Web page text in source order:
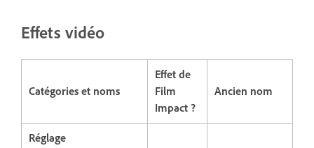
Effets vidéo
Catégories et noms
Effet de
Film
Impact ?
Ancien nom
Réglage